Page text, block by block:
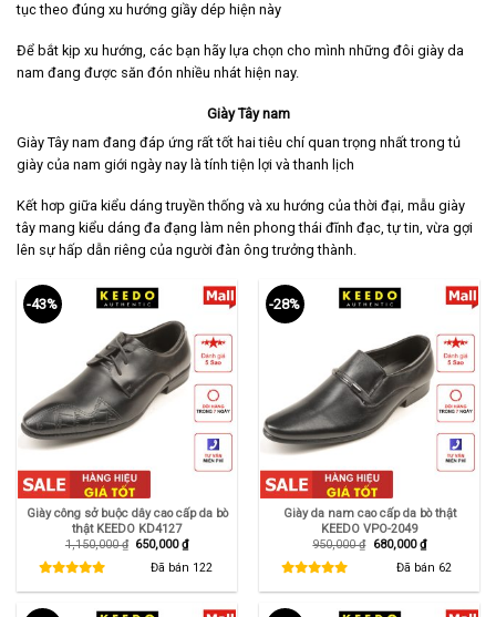
tục theo đúng xu hướng giầy dép hiện này
Để bắt kịp xu hướng, các bạn hãy lựa chọn cho mình những đôi giày da
nam đang được săn đón nhiều nhát hiện nay.
Giày Tây nam
Giày Tây nam đang đáp ứng rất tốt hai tiêu chí quan trọng nhất trong tủ
giày của nam giới ngày nay là tính tiện lợi và thanh lịch
Kết hơp giữa kiểu dáng truyền thống và xu hướng của thời đại, mẫu giày
tây mang kiểu dáng đa đạng làm nên phong thái đĩnh đạc, tự tin, vừa gợi
lên sự hấp dẫn riêng của người đàn ông trưởng thành.
-43%
Giày công sở buộc dây cao cấp da bò
thật KEEDO KD4127
1,150,000₫ Giá
650,000₫Giá
hiện
tại
Đã bán 122
-28%
Giày da nam cao cấp da bò thật
KEEDO VPO-2049
950,000₫ Giá
680,000₫Giá
hiện
tại
Đã bán 62